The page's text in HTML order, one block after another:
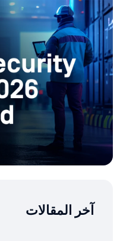
آخر المقالات